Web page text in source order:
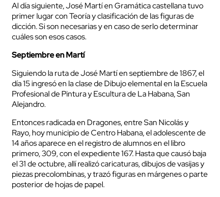
Al día siguiente, José Martí en Gramática castellana tuvo
primer lugar con Teoría y clasificación de las figuras de
dicción. Si son necesarias y en caso de serlo determinar
cuáles son esos casos.
Septiembre en Martí
Siguiendo la ruta de José Martí en septiembre de 1867, el
día 15 ingresó en la clase de Dibujo elemental en la Escuela
Profesional de Pintura y Escultura de La Habana, San
Alejandro.
Entonces radicada en Dragones, entre San Nicolás y
Rayo, hoy municipio de Centro Habana, el adolescente de
14 años aparece en el registro de alumnos en el libro
primero, 309, con el expediente 167. Hasta que causó baja
el 31 de octubre, allí realizó caricaturas, dibujos de vasijas y
piezas precolombinas, y trazó figuras en márgenes o parte
posterior de hojas de papel.